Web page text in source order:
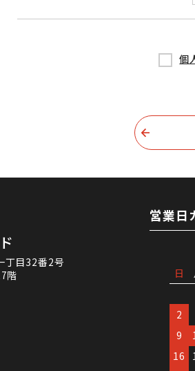
個
丁目32番2号
階
営業日
日
2
9
16